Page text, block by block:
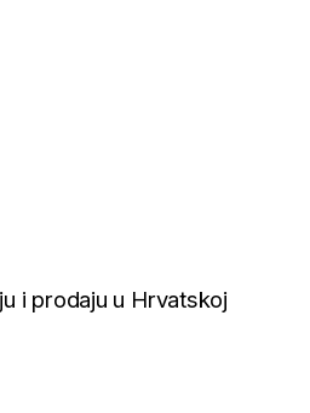
i prodaju u Hrvatskoj